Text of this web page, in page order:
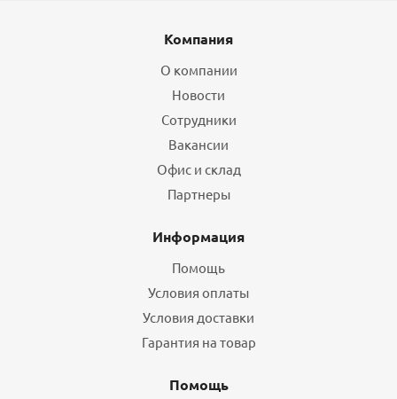
Компания
О компании
Новости
Сотрудники
Вакансии
Офис и склад
Партнеры
Информация
Помощь
Условия оплаты
Условия доставки
Гарантия на товар
Помощь